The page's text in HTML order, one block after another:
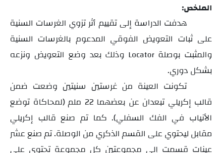
الملخص:
هدفت الدراسة إلى تقييم أثر تزوي الغرسات السنية
على ثبات التعويض الفوقي المدعوم بالغرسات السنية
والمثبت بوصلة Locator وذلك بعد وضع التعويض ونزعه
بشكل دوري.
تكونت العينة من غرستين سنيتين وضعت ضمن
قالب إكريلي تبعدان عن بعضهما 22 ملم (لمحاكاة توضع
الأنياب في الفك السفلي). كما تم صنع قالب إكريلي
مقابل ليحتوي على القسم الذكري من الوصلة. تم صنع عشر
عينات قسمت إلى مجموعتين كل مجموعة تحتوي على